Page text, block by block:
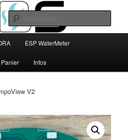
ESP WaterMeter
Panier Infos
V2